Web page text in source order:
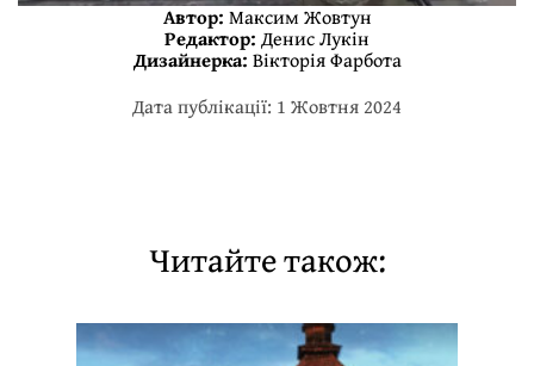
Автор: Максим Жовтун
Редактор: Денис Лукін
Дизайнерка: Вікторія Фарбота
Дата публікації: 1 Жовтня 2024
Читайте також: